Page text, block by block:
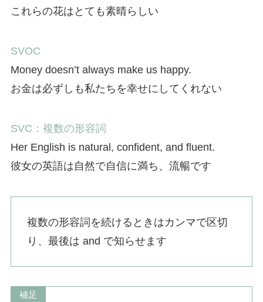
これらの花はとても素晴らしい
SVOC
Money doesn’t always make us happy.
お金は必ずしも私たちを幸せにしてくれない
SVC：複数の形容詞
Her English is natural, confident, and fluent.
彼女の英語は自然で自信に満ち、流暢です
複数の形容詞を続けるときはカンマで区切
り、最後は and で知らせます
補足